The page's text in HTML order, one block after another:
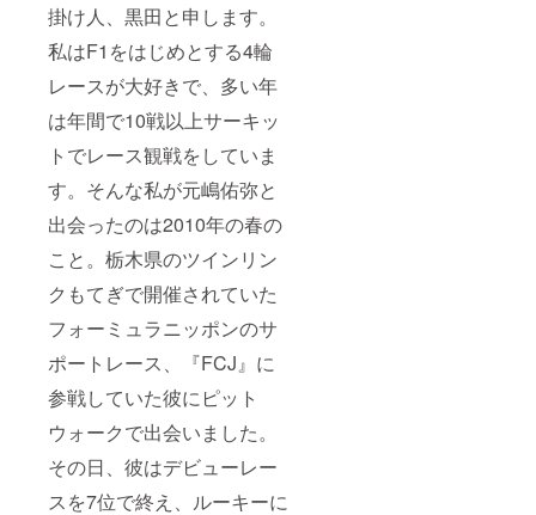
掛け人、黒田と申します。
私はF1をはじめとする4輪
レースが大好きで、多い年
は年間で10戦以上サーキッ
トでレース観戦をしていま
す。そんな私が元嶋佑弥と
出会ったのは2010年の春の
こと。栃木県のツインリン
クもてぎで開催されていた
フォーミュラニッポンのサ
ポートレース、『FCJ』に
参戦していた彼にピット
ウォークで出会いました。
その日、彼はデビューレー
スを7位で終え、ルーキーに